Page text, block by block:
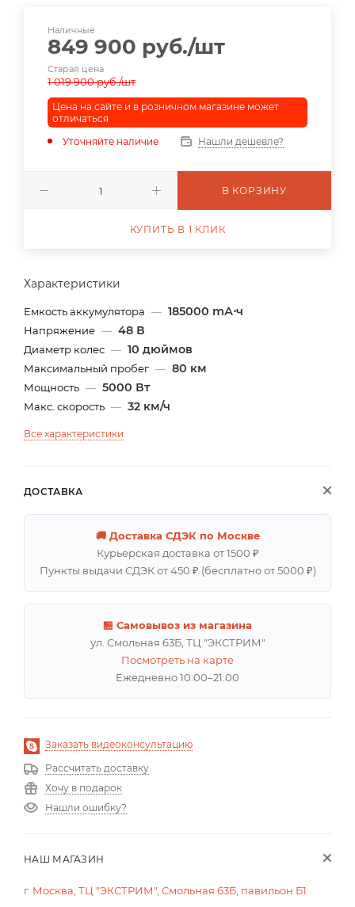
Характеристики
Емкость аккумулятора — 185000 mА⋅ч
Напряжение — 48 В
Диаметр колес — 10 дюймов
Максимальный пробег — 80 км
Мощность — 5000 Вт
Макс. скорость — 32 км/ч
Все характеристики
ДОСТАВКА
🚚 Доставка СДЭК по Москве
Курьерская доставка от 1500 ₽
Пункты выдачи СДЭК от 450 ₽ (бесплатно от 5000 ₽)
🏪 Самовывоз из магазина
ул. Смольная 63Б, ТЦ "ЭКСТРИМ"
Посмотреть на карте
Ежедневно 10:00–21:00
Заказать видеоконсультацию
Рассчитать доставку
Хочу в подарок
Нашли ошибку?
НАШ МАГАЗИН
г. Москва, ТЦ "ЭКСТРИМ", Смольная 63Б, павильон Б1
Наличные
849 900 руб./шт
Старая цена
1 019 900руб./шт
Цена на сайте и в розничном магазине может
отличаться
Уточняйте наличие
Нашли дешевле?
В КОРЗИНУ
КУПИТЬ В 1 КЛИК